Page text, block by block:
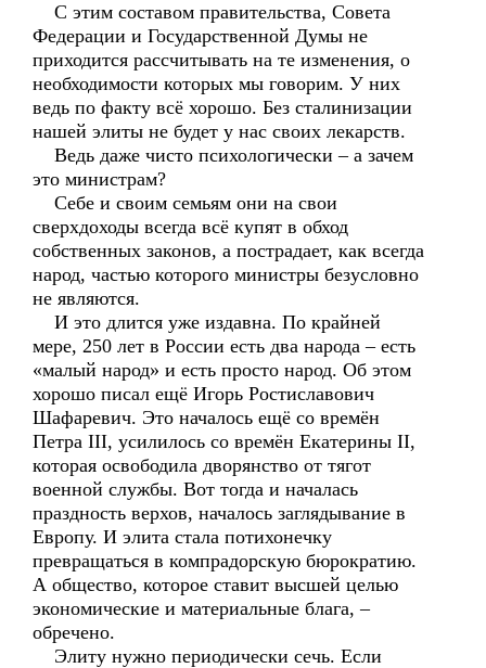
С этим составом правительства, Совета
Федерации и Государственной Думы не
приходится рассчитывать на те изменения, о
необходимости которых мы говорим. У них
ведь по факту всё хорошо. Без сталинизации
нашей элиты не будет у нас своих лекарств.
Ведь даже чисто психологически – а зачем
это министрам?
Себе и своим семьям они на свои
сверхдоходы всегда всё купят в обход
собственных законов, а пострадает, как всегда
народ, частью которого министры безусловно
не являются.
И это длится уже издавна. По крайней
мере, 250 лет в России есть два народа – есть
«малый народ» и есть просто народ. Об этом
хорошо писал ещё Игорь Ростиславович
Шафаревич. Это началось ещё со времён
Петра III, усилилось со времён Екатерины II,
которая освободила дворянство от тягот
военной службы. Вот тогда и началась
праздность верхов, началось заглядывание в
Европу. И элита стала потихонечку
превращаться в компрадорскую бюрократию.
А общество, которое ставит высшей целью
экономические и материальные блага, –
обречено.
Элиту нужно периодически сечь. Если